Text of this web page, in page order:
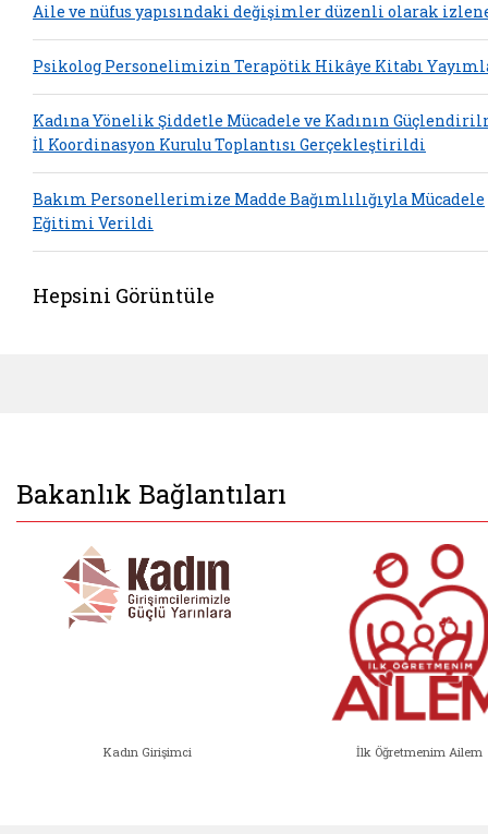
Aile ve nüfus yapısındaki değişimler düzenli olarak
Psikolog Personelimizin Terapötik Hikâye Kitabı
Kadına Yönelik Şiddetle Mücadele ve Kadının
İl Koordinasyon Kurulu Toplantısı Gerçekleştirildi
Bakım Personellerimize Madde Bağımlılığıyla Mücadele
Eğitimi Verildi
Hepsini Görüntüle
Bakanlık Bağlantıları
Kadın Girişimci İlk Öğretmenim Ailem